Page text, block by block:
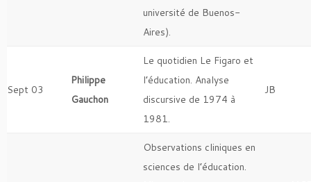
université de Buenos-
Aires).
Sept 03
Philippe
Gauchon
Le quotidien Le Figaro et
l’éducation. Analyse
discursive de 1974 à
1981.
JB
Observations cliniques en
sciences de l’éducation.